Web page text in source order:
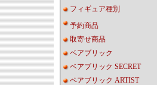
フィギュア種別
予約商品
取寄せ商品
ベアブリック
ベアブリック SECRET
ベアブリック ARTIST